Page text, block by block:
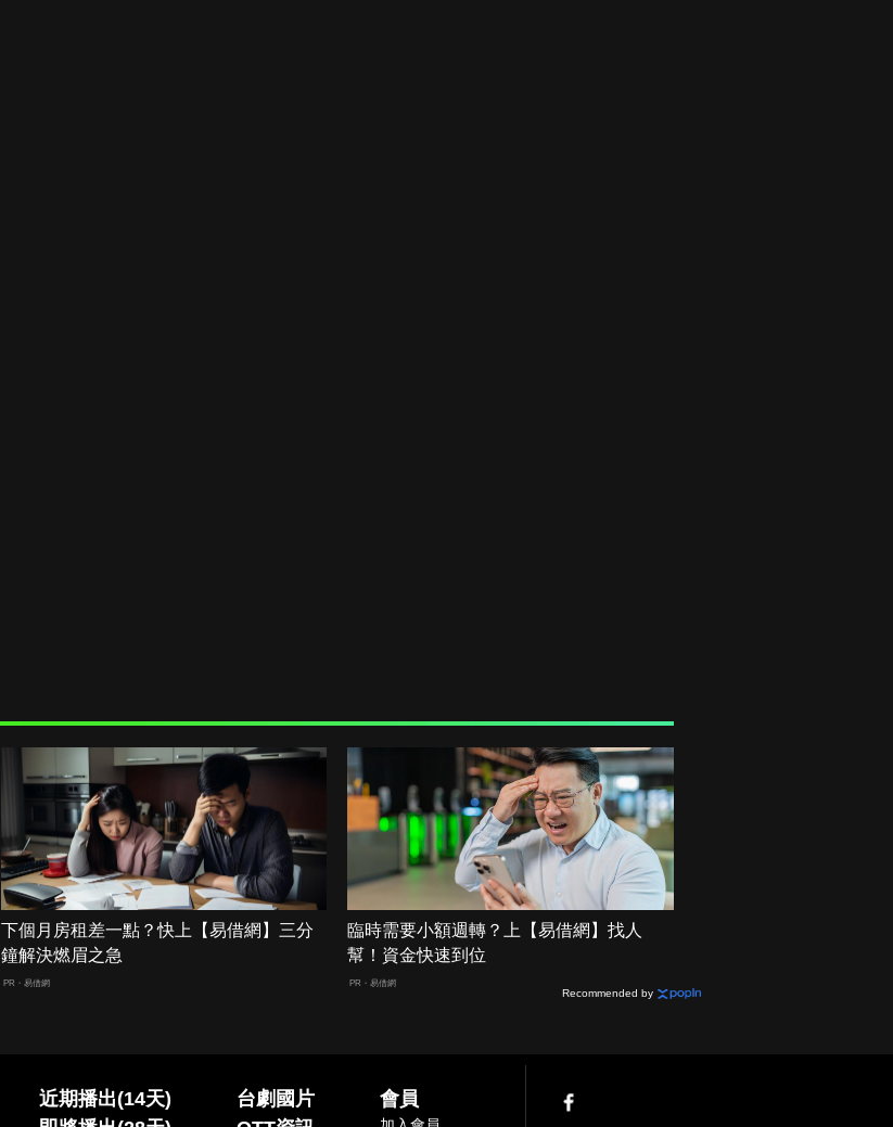
下個月房租差一點？快上【易借網】三分
鐘解決燃眉之急
PR・易借網
臨時需要小額週轉？上【易借網】找人
幫！資金快速到位
PR・易借網
Recommended by
近期播出(14天)
台劇國片
會員